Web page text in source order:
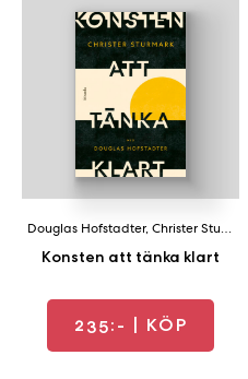
Konsten att tänka klart
Douglas Hofstadter,Christer Sturmark
235:- | KÖP